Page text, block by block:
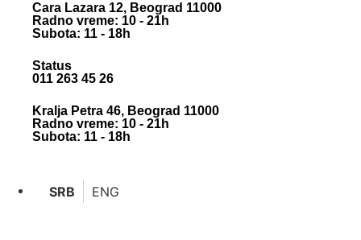
Cara Lazara 12, Beograd 11000
Radno vreme: 10 - 21h
Subota: 11 - 18h
Status
011 263 45 26
Kralja Petra 46, Beograd 11000
Radno vreme: 10 - 21h
Subota: 11 - 18h
SRB ENG